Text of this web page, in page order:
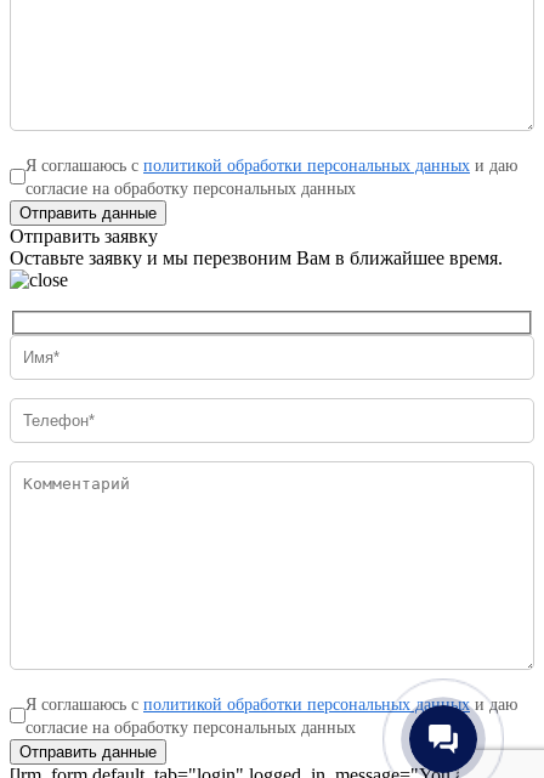
Я соглашаюсь с политикой обработки персональных данных и даю
согласие на обработку персональных данных
Отправить данные
Отправить заявку
Оставьте заявку и мы перезвоним Вам в ближайшее время.
Я соглашаюсь с политикой обработки персональных данныхи даю
согласие на обработку персональных данных
Отправить данные